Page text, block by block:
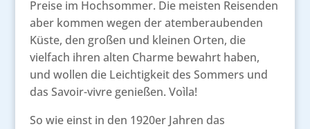
Preise im Hochsommer. Die meisten Reisenden
aber kommen wegen der atemberaubenden
Küste, den großen und kleinen Orten, die
vielfach ihren alten Charme bewahrt haben,
und wollen die Leichtigkeit des Sommers und
das Savoir-vivre genießen. Voìla!
So wie einst in den 1920er Jahren das